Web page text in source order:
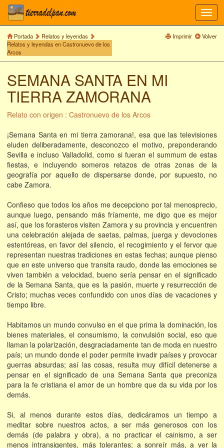
Portada
Relatos y leyendas
Relatos y leyendas en Castronuevo de los
Arcos
Imprimir Volver
SEMANA SANTA EN MI
TIERRA ZAMORANA
Relato con origen : Castronuevo de los Arcos
¡Semana Santa en mi tierra zamorana!, esa que las televisiones
eluden deliberadamente, desconozco el motivo, preponderando
Sevilla e incluso Valladolid, como si fueran el summum de estas
fiestas, e incluyendo someros retazos de otras zonas de la
geografía por aquello de dispersarse donde, por supuesto, no
cabe Zamora.
Confieso que todos los años me decepciono por tal menosprecio,
aunque luego, pensando más fríamente, me digo que es mejor
así, que los forasteros visiten Zamora y su provincia y encuentren
una celebración alejada de saetas, palmas, juerga y devociones
estentóreas, en favor del silencio, el recogimiento y el fervor que
representan nuestras tradiciones en estas fechas; aunque pienso
que en este universo que transita raudo, donde las emociones se
viven también a velocidad, bueno sería pensar en el significado
de la Semana Santa, que es la pasión, muerte y resurrección de
Cristo; muchas veces confundido con unos días de vacaciones y
tiempo libre.
Habitamos un mundo convulso en el que prima la dominación, los
bienes materiales, el consumismo, la convulsión social, eso que
llaman la polarización, desgraciadamente tan de moda en nuestro
país; un mundo donde el poder permite invadir países y provocar
guerras absurdas; así las cosas, resulta muy difícil detenerse a
pensar en el significado de una Semana Santa que preconiza
para la fe cristiana el amor de un hombre que da su vida por los
demás.
Si, al menos durante estos días, dedicáramos un tiempo a
meditar sobre nuestros actos, a ser más generosos con los
demás (de palabra y obra), a no practicar el cainismo, a ser
menos intransigentes, más tolerantes; a sonreír más, a ver la